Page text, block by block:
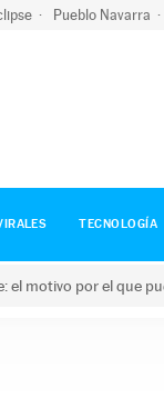
Pueblo Navarra
TECNOLOGÍA
el motivo por el que